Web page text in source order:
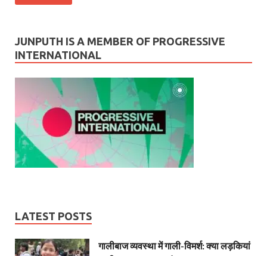
JUNPUTH IS A MEMBER OF PROGRESSIVE
INTERNATIONAL
LATEST POSTS
गालीबाज व्‍यवस्‍था में गाली-विमर्श: क्या लड़कियां